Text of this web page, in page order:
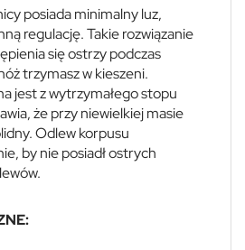
posiada minimalny luz,
regulację. Takie rozwiązanie
się ostrzy podczas
trzymasz w kieszeni.
jest z wytrzymałego stopu
że przy niewielkiej masie
Odlew korpusu
by nie posiadł ostrych